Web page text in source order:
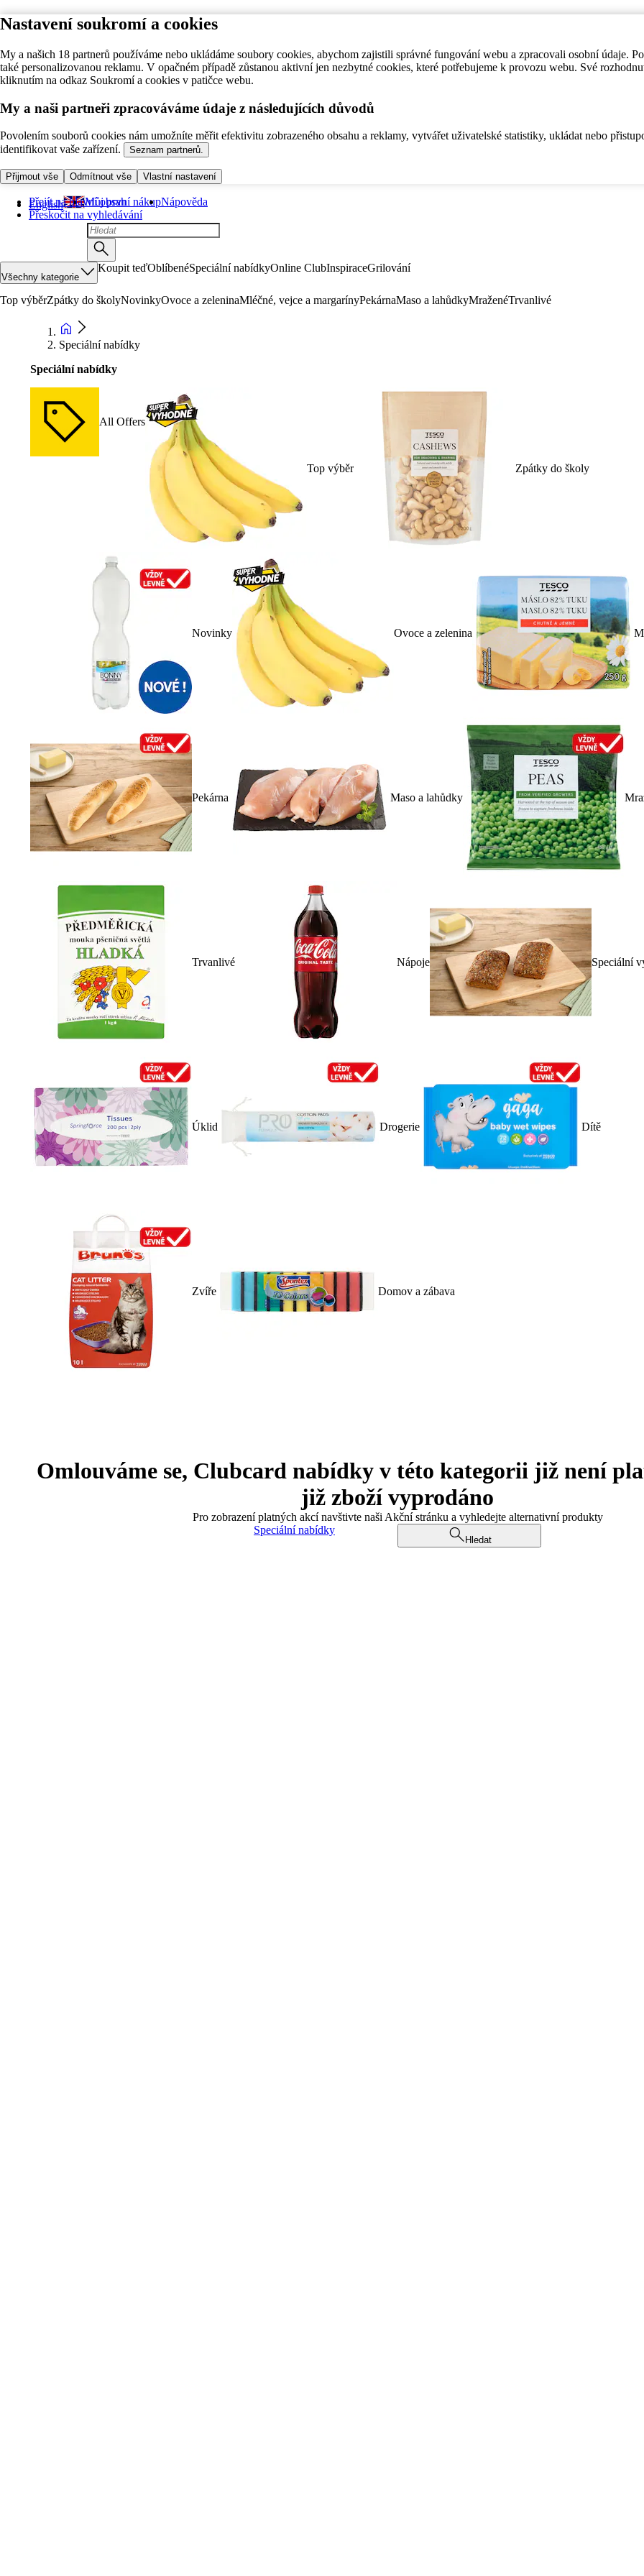
Nastavení soukromí a cookies
My a našich 18 partnerů používáme nebo ukládáme soubory cookies, abychom zajistili správné fungování webu a zpracovali osobní údaje.
také personalizovanou reklamu. V opačném případě zůstanou aktivní jen nezbytné cookies, které potřebujeme k provozu webu. Své
kliknutím na odkaz Soukromí a cookies v patičce webu.
My a naši partneři zpracováváme údaje z následujících důvodů
Povolením souborů cookies nám umožníte měřit efektivitu zobrazeného obsahu a reklamy, vytvářet uživatelské statistiky, ukládat nebo
identifikovat vaše zařízení.
Seznam partnerů.
Přijmout vše Odmítnout vše Vlastní nastavení
Přejít na hlavní obsah
Přeskočit na vyhledávání
English Můj první nákupNápověda
Všechny kategorie
Koupit teďOblíbenéSpeciální nabídkyOnline ClubInspiraceGrilování
Top výběrZpátky do školyNovinkyOvoce a zeleninaMléčné, vejce a margarínyPekárnaMaso a lahůdkyMraženéTrvanlivé
Speciální nabídky
Speciální nabídky
All Offers
Top výběr Zpátky do školy
Novinky Ovoce a zelenina
Pekárna Maso a lahůdky
Trvanlivé Nápoje Speciální
Úklid Drogerie Dítě
Zvíře Domov a zábava
Omlouváme se, Clubcard nabídky v této kategorii již není
již zboží vyprodáno
Pro zobrazení platných akcí navštivte naši Akční stránku a vyhledejte alternativní produkty
Speciální nabídky
Hledat